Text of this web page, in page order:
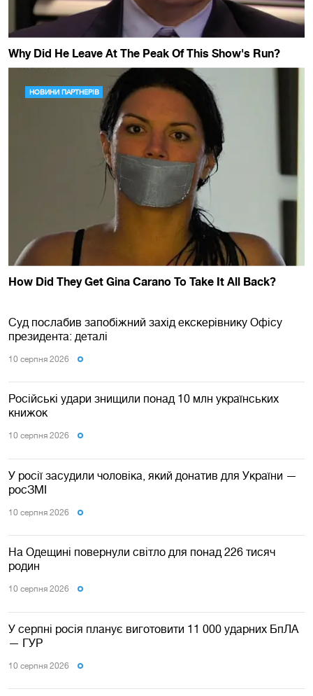
Суд послабив запобіжний захід екскерівнику Офісу
президента: деталі
10 серпня 2026
Російські удари знищили понад 10 млн українських
книжок
10 серпня 2026
У росії засудили чоловіка, який донатив для України —
росЗМІ
10 серпня 2026
На Одещині повернули світло для понад 226 тисяч
родин
10 серпня 2026
У серпні росія планує виготовити 11 000 ударних БпЛА
— ГУР
10 серпня 2026